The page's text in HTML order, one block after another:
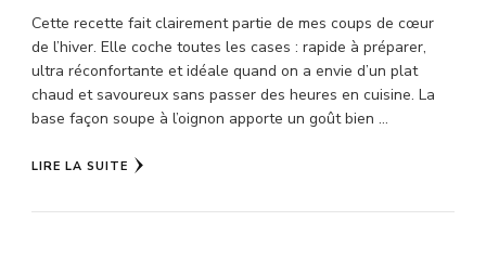
Cette recette fait clairement partie de mes coups de cœur
de l’hiver. Elle coche toutes les cases : rapide à préparer,
ultra réconfortante et idéale quand on a envie d’un plat
chaud et savoureux sans passer des heures en cuisine. La
base façon soupe à l’oignon apporte un goût bien …
LIRE LA SUITE